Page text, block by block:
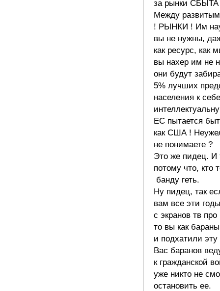
за рынки СБЫТА
Между
! РЫНКИ ! Им
вы не нужны,
как ресурс, как
вы нахер им не
они будут
5% лучших
населения к
ЕС пытается
как США !
не понимаете ?
Это же пидец. И
потому что, кто
банду геть.
Ну пидец, так
вам все эти
с экранов тв про
то вы как бараны
и подхатили эту
Вас баранов
к гражданской
уже никто не
остановить ее.